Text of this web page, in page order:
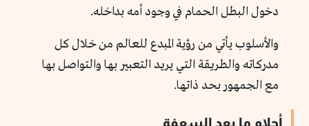
دخول البطل الحمام في وجود أمه بداخله.
والأسلوب يأتي من رؤية المبدع للعالم من خلال كل
مدركاته والطريقة التي يريد التعبير بها والتواصل بها
مع الجمهور بحد ذاتها.
أحلام ما بعد السعفة